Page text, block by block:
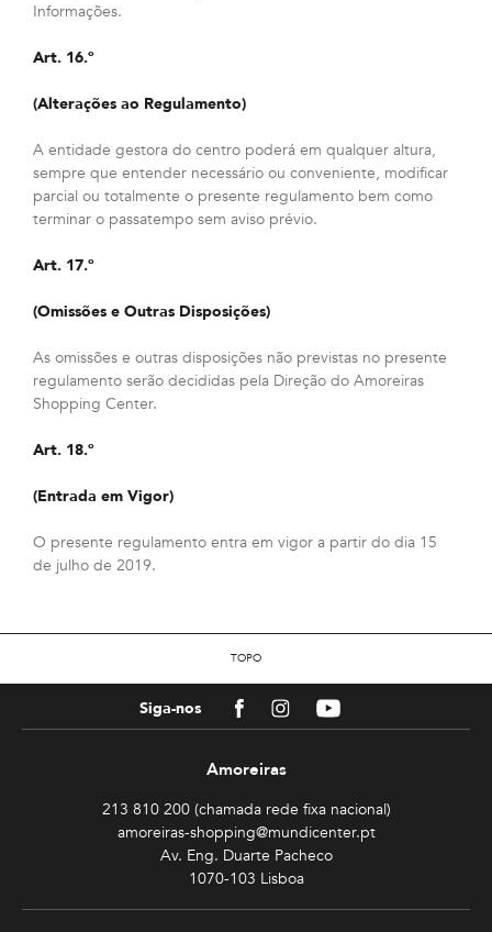
Informações.
Art. 16.º
(Alterações ao Regulamento)
A entidade gestora do centro poderá em qualquer altura,
sempre que entender necessário ou conveniente, modificar
parcial ou totalmente o presente regulamento bem como
terminar o passatempo sem aviso prévio.
Art. 17.º
(Omissões e Outras Disposições)
As omissões e outras disposições não previstas no presente
regulamento serão decididas pela Direção do Amoreiras
Shopping Center.
Art. 18.º
(Entrada em Vigor)
O presente regulamento entra em vigor a partir do dia 15
de julho de 2019.
TOPO
Siga-nos FacebookInstagramYoutube
Amoreiras
213 810 200 (chamada rede fixa nacional)
amoreiras-shopping@mundicenter.pt
Av. Eng. Duarte Pacheco
1070-103 Lisboa